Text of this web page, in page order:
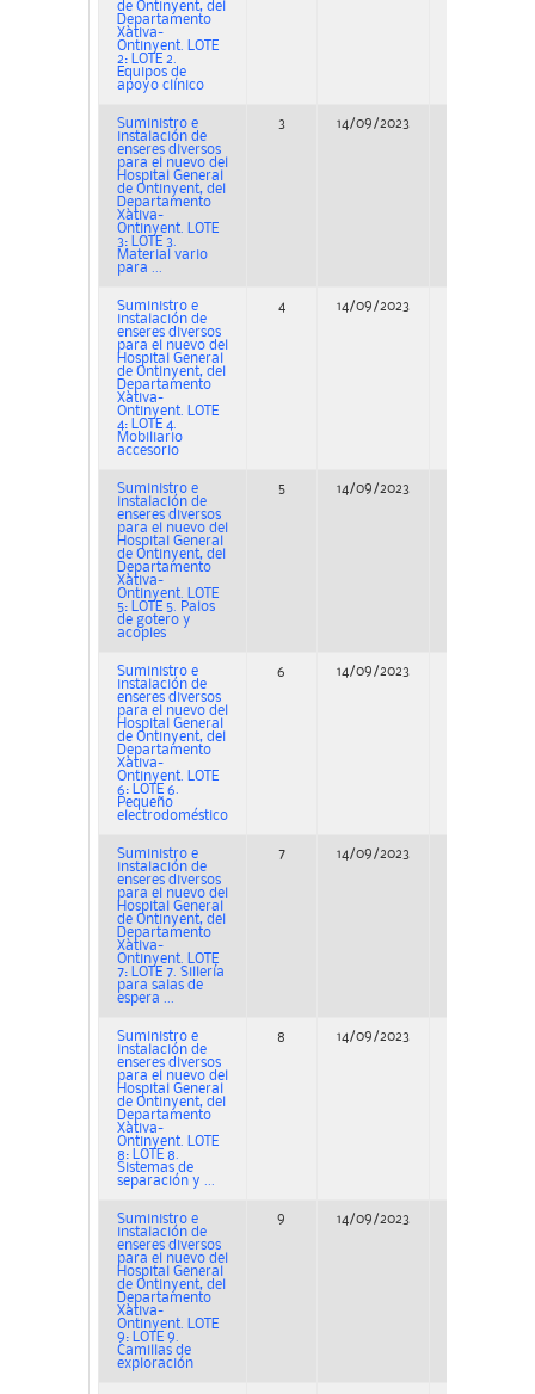
de Ontinyent, del
Departamento
Xàtiva-
Ontinyent. LOTE
2: LOTE 2.
Equipos de
apoyo clínico
Suministro e
instalación de
enseres diversos
para el nuevo del
Hospital General
de Ontinyent, del
Departamento
Xàtiva-
Ontinyent. LOTE
3: LOTE 3.
Material vario
para ...
3 14/09/2023
Suministro e
instalación de
enseres diversos
para el nuevo del
Hospital General
de Ontinyent, del
Departamento
Xàtiva-
Ontinyent. LOTE
4: LOTE 4.
Mobiliario
accesorio
4 14/09/2023
Suministro e
instalación de
enseres diversos
para el nuevo del
Hospital General
de Ontinyent, del
Departamento
Xàtiva-
Ontinyent. LOTE
5: LOTE 5. Palos
de gotero y
acoples
5 14/09/2023
Suministro e
instalación de
enseres diversos
para el nuevo del
Hospital General
de Ontinyent, del
Departamento
Xàtiva-
Ontinyent. LOTE
6: LOTE 6.
Pequeño
electrodoméstico
6 14/09/2023
Suministro e
instalación de
enseres diversos
para el nuevo del
Hospital General
de Ontinyent, del
Departamento
Xàtiva-
Ontinyent. LOTE
7: LOTE 7. Sillería
para salas de
espera ...
7 14/09/2023
Suministro e
instalación de
enseres diversos
para el nuevo del
Hospital General
de Ontinyent, del
Departamento
Xàtiva-
Ontinyent. LOTE
8: LOTE 8.
Sistemas de
separación y ...
8 14/09/2023
Suministro e
instalación de
enseres diversos
para el nuevo del
Hospital General
de Ontinyent, del
Departamento
Xàtiva-
Ontinyent. LOTE
9: LOTE 9.
Camillas de
exploración
9 14/09/2023